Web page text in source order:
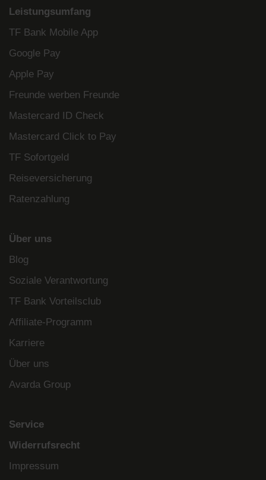
Leistungsumfang
TF Bank Mobile App
Google Pay
Apple Pay
Freunde werben Freunde
Mastercard ID Check
Mastercard Click to Pay
TF Sofortgeld
Reiseversicherung
Ratenzahlung
Über uns
Blog
Soziale Verantwortung
TF Bank Vorteilsclub
Affiliate-Programm
Karriere
Über uns
Avarda Group
Service
Widerrufsrecht
Impressum